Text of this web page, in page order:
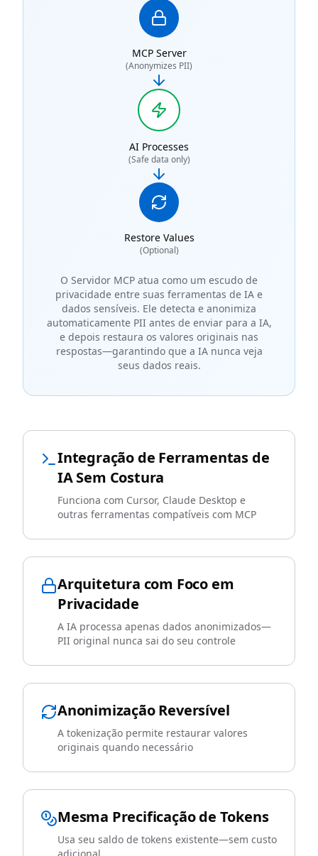
MCP Server
(Anonymizes PII)
AI Processes
(Safe data only)
Restore Values
(Optional)
O Servidor MCP atua como um escudo de
privacidade entre suas ferramentas de IA e
dados sensíveis. Ele detecta e anonimiza
automaticamente PII antes de enviar para a IA,
e depois restaura os valores originais nas
respostas—garantindo que a IA nunca veja
seus dados reais.
Integração de Ferramentas de
IA Sem Costura
Funciona com Cursor, Claude Desktop e
outras ferramentas compatíveis com MCP
Arquitetura com Foco em
Privacidade
A IA processa apenas dados anonimizados—
PII original nunca sai do seu controle
Anonimização Reversível
A tokenização permite restaurar valores
originais quando necessário
Mesma Precificação de Tokens
Usa seu saldo de tokens existente—sem custo